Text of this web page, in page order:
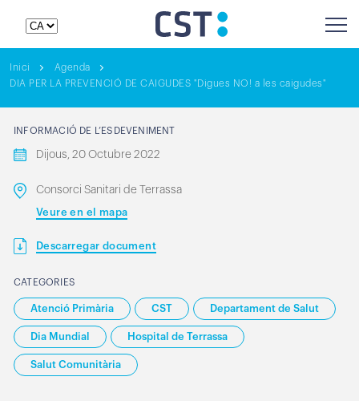
Inici
Agenda
DIA PER LA PREVENCIÓ DE CAIGUDES "Digues NO! a les caigudes"
INFORMACIÓ DE L’ESDEVENIMENT
Dijous, 20 Octubre 2022
Consorci Sanitari de Terrassa
Veure en el mapa
Descarregar document
CATEGORIES
Atenció Primària CST Departament de Salut
Dia Mundial Hospital de Terrassa
Salut Comunitària